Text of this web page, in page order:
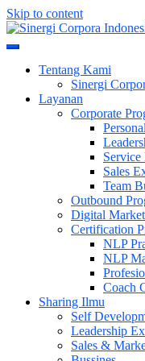
Skip to content
Sinergi
Tentang Kami
Sinergi
Layanan
Corporate
Service
Sales
Team
Outbound
Digital
Certification
NLP
NLP
Coach
Sharing Ilmu
Self
Leadership
Sales &